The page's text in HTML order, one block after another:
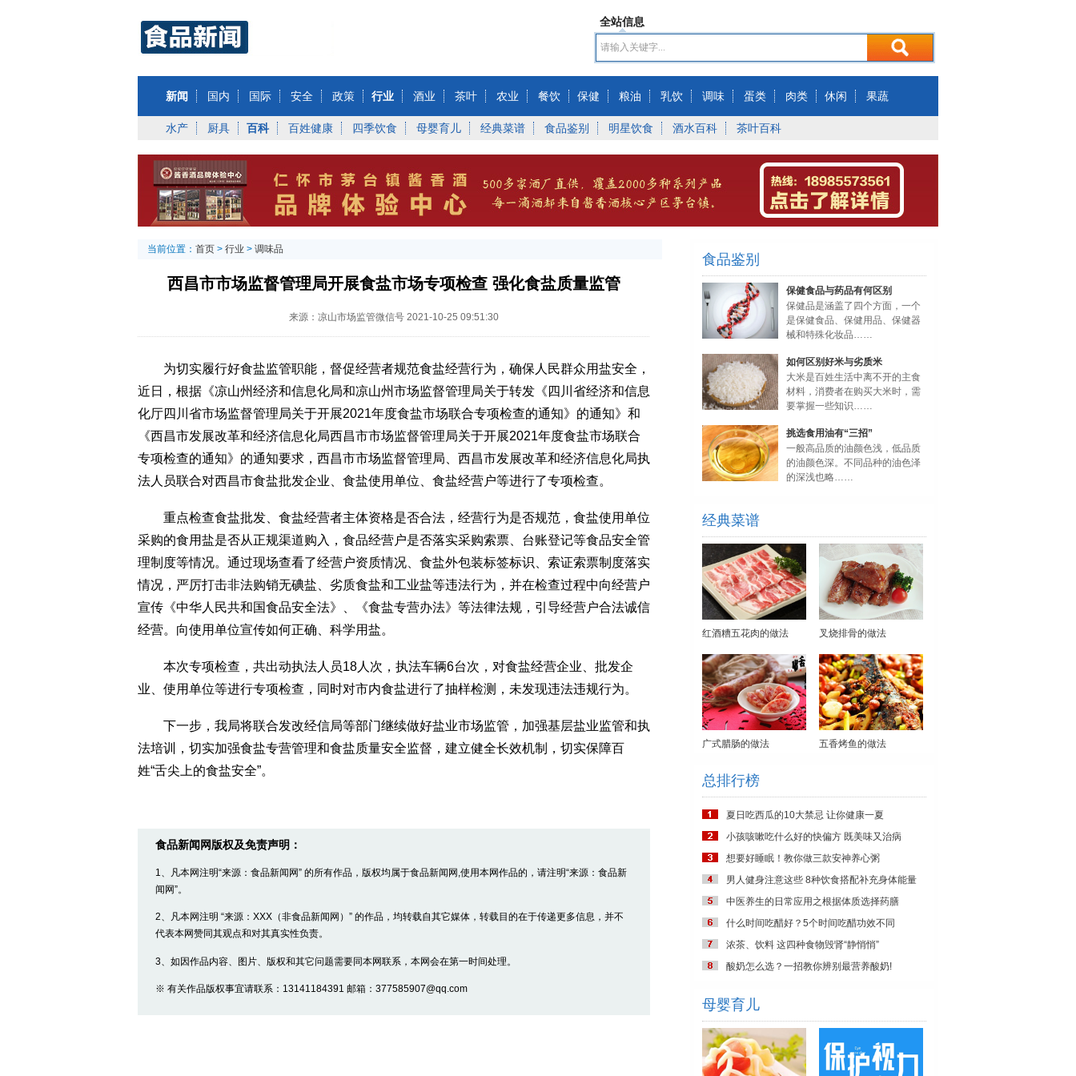
全站信息
新闻 国内 国际 安全 政策 行业 酒业 茶叶 农业 餐饮 保健 粮油 乳饮 调味 蛋类 肉类 休闲 果蔬
水产 厨具 百科 百姓健康 四季饮食 母婴育儿 经典菜谱 食品鉴别 明星饮食 酒水百科 茶叶百科
当前位置： 首页 > 行业 > 调味品
西昌市市场监督管理局开展食盐市场专项检查 强化食盐质量监管
来源：凉山市场监管微信号 2021-10-25 09:51:30
为切实履行好食盐监管职能，督促经营者规范食盐经营行为，确保人民群众用盐安全，
近日，根据《凉山州经济和信息化局和凉山州市场监督管理局关于转发《四川省经济和信息
化厅四川省市场监督管理局关于开展2021年度食盐市场联合专项检查的通知》的通知》和
《西昌市发展改革和经济信息化局西昌市市场监督管理局关于开展2021年度食盐市场联合
专项检查的通知》的通知要求，西昌市市场监督管理局、西昌市发展改革和经济信息化局执
法人员联合对西昌市食盐批发企业、食盐使用单位、食盐经营户等进行了专项检查。
重点检查食盐批发、食盐经营者主体资格是否合法，经营行为是否规范，食盐使用单位
采购的食用盐是否从正规渠道购入，食品经营户是否落实采购索票、台账登记等食品安全管
理制度等情况。通过现场查看了经营户资质情况、食盐外包装标签标识、索证索票制度落实
情况，严厉打击非法购销无碘盐、劣质食盐和工业盐等违法行为，并在检查过程中向经营户
宣传《中华人民共和国食品安全法》、《食盐专营办法》等法律法规，引导经营户合法诚信
经营。向使用单位宣传如何正确、科学用盐。
本次专项检查，共出动执法人员18人次，执法车辆6台次，对食盐经营企业、批发企
业、使用单位等进行专项检查，同时对市内食盐进行了抽样检测，未发现违法违规行为。
下一步，我局将联合发改经信局等部门继续做好盐业市场监管，加强基层盐业监管和执
法培训，切实加强食盐专营管理和食盐质量安全监督，建立健全长效机制，切实保障百
姓“舌尖上的食盐安全”。
食品新闻网版权及免责声明：
1、凡本网注明“来源：食品新闻网” 的所有作品，版权均属于食品新闻网,使用本网作品的，请注明“来源：食品新
闻网”。
2、凡本网注明 “来源：XXX（非食品新闻网）” 的作品，均转载自其它媒体，转载目的在于传递更多信息，并不
代表本网赞同其观点和对其真实性负责。
3、如因作品内容、图片、版权和其它问题需要同本网联系，本网会在第一时间处理。
※ 有关作品版权事宜请联系：13141184391 邮箱：377585907@qq.com
食品鉴别
保健食品与药品有何区别
保健品是涵盖了四个方面，一个
是保健食品、保健用品、保健器
械和特殊化妆品……
如何区别好米与劣质米
大米是百姓生活中离不开的主食
材料，消费者在购买大米时，需
要掌握一些知识……
挑选食用油有“三招”
一般高品质的油颜色浅，低品质
的油颜色深。不同品种的油色泽
的深浅也略……
经典菜谱
红酒糟五花肉的做法 叉烧排骨的做法
广式腊肠的做法 五香烤鱼的做法
总排行榜
夏日吃西瓜的10大禁忌 让你健康一夏
小孩咳嗽吃什么好的快偏方 既美味又治病
想要好睡眠！教你做三款安神养心粥
男人健身注意这些 8种饮食搭配补充身体能量
中医养生的日常应用之根据体质选择药膳
什么时间吃醋好？5个时间吃醋功效不同
浓茶、饮料 这四种食物毁肾“静悄悄”
酸奶怎么选？一招教你辨别最营养酸奶!
母婴育儿